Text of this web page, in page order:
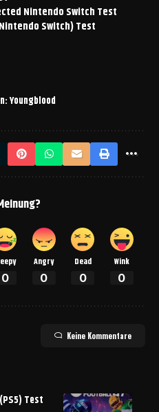
Nintendo Switch Test
Switch) Test
Youngblood
0
Angry
0
Dead
0
Wink
0
Keine Kommentare
Test